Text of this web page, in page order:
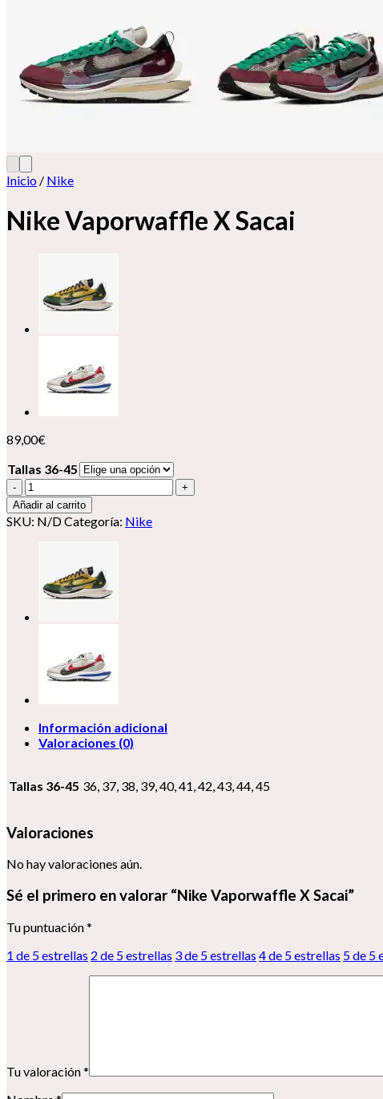
Inicio / Nike
Nike Vaporwaffle X Sacai
89,00€
Tallas 36-45
Nike
Vaporwaffle
X
Sacai
Añadir al carrito
SKU: N/DCategoría: Nike
Información adicional
Valoraciones (0)
Tallas 36-45 36, 37, 38, 39, 40, 41, 42, 43, 44, 45
Valoraciones
No hay valoraciones aún.
Sé el primero en valorar “Nike Vaporwaffle X Sacai”
Tu puntuación*
1 de 5 estrellas 2 de 5 estrellas 3 de 5 estrellas 4 de 5 estrellas 5 de 5
Tu valoración*